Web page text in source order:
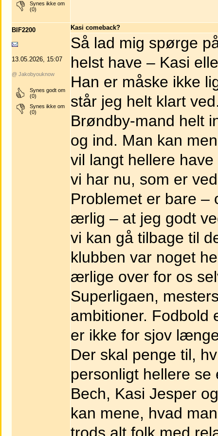
Synes ikke om
(0)
BIF2200
13.05.2026, 15:07
@ Jakobyouknow
Synes godt om
(0)
Synes ikke om
(0)
Kasi comeback?
Så lad mig spørge
helst have – Kasi
Han er måske ikke
står jeg helt klart
Brøndby-mand helt
og ind. Man kan
vil langt hellere
vi har nu, som er
Problemet er bare
ærlig – at jeg godt
vi kan gå tilbage til
klubben var noget
ærlige over for os
Superligaen,
ambitioner. Fodbold
er ikke for sjov
Der skal penge til,
personligt hellere
Bech, Kasi Jesper
kan mene, hvad